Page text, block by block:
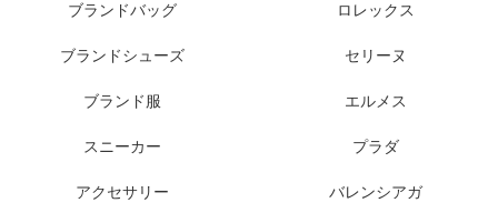
ブランドバッグ
ブランドシューズ
ブランド服
スニーカー
アクセサリー
ロレックス
セリーヌ
エルメス
プラダ
バレンシアガ